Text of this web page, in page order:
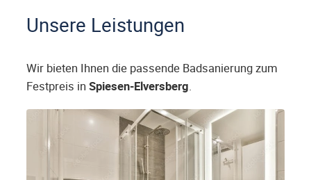
Unsere Leistungen
Wir bieten Ihnen die passende Badsanierung zum
Festpreis in Spiesen-Elversberg.